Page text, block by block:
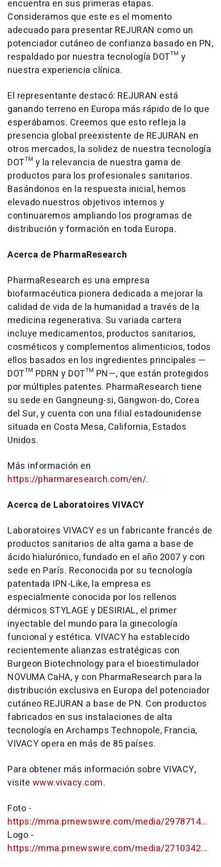
encuentra en sus primeras etapas.
Consideramos que este es el momento
adecuado para presentar REJURAN como un
potenciador cutáneo de confianza basado en PN,
respaldado por nuestra tecnología DOT™ y
nuestra experiencia clínica.
El representante destacó: REJURAN está
ganando terreno en Europa más rápido de lo que
esperábamos. Creemos que esto refleja la
presencia global preexistente de REJURAN en
otros mercados, la solidez de nuestra tecnología
DOT™ y la relevancia de nuestra gama de
productos para los profesionales sanitarios.
Basándonos en la respuesta inicial, hemos
elevado nuestros objetivos internos y
continuaremos ampliando los programas de
distribución y formación en toda Europa.
Acerca de PharmaResearch
PharmaResearch es una empresa
biofarmacéutica pionera dedicada a mejorar la
calidad de vida de la humanidad a través de la
medicina regenerativa. Su variada cartera
incluye medicamentos, productos sanitarios,
cosméticos y complementos alimenticios, todos
ellos basados en los ingredientes principales —
DOT™ PDRN y DOT™ PN—, que están protegidos
por múltiples patentes. PharmaResearch tiene
su sede en Gangneung-si, Gangwon-do, Corea
del Sur, y cuenta con una filial estadounidense
situada en Costa Mesa, California, Estados
Unidos.
Más información en
https://pharmaresearch.com/en/.
Acerca de Laboratoires VIVACY
Laboratoires VIVACY es un fabricante francés de
productos sanitarios de alta gama a base de
ácido hialurónico, fundado en el año 2007 y con
sede en París. Reconocida por su tecnología
patentada IPN-Like, la empresa es
especialmente conocida por los rellenos
dérmicos STYLAGE y DESIRIAL, el primer
inyectable del mundo para la ginecología
funcional y estética. VIVACY ha establecido
recientemente alianzas estratégicas con
Burgeon Biotechnology para el bioestimulador
NOVUMA CaHA, y con PharmaResearch para la
distribución exclusiva en Europa del potenciador
cutáneo REJURAN a base de PN. Con productos
fabricados en sus instalaciones de alta
tecnología en Archamps Technopole, Francia,
VIVACY opera en más de 85 países.
Para obtener más información sobre VIVACY,
visite www.vivacy.com.
Foto -
https://mma.prnewswire.com/media/2978714...
Logo -
https://mma.prnewswire.com/media/2710342...